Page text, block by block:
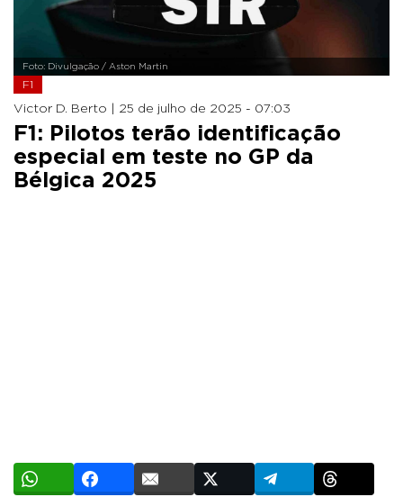
Foto: Divulgação / Aston Martin
F1
Victor D. Berto | 25 de julho de 2025 - 07:03
F1: Pilotos terão identificação
especial em teste no GP da
Bélgica 2025